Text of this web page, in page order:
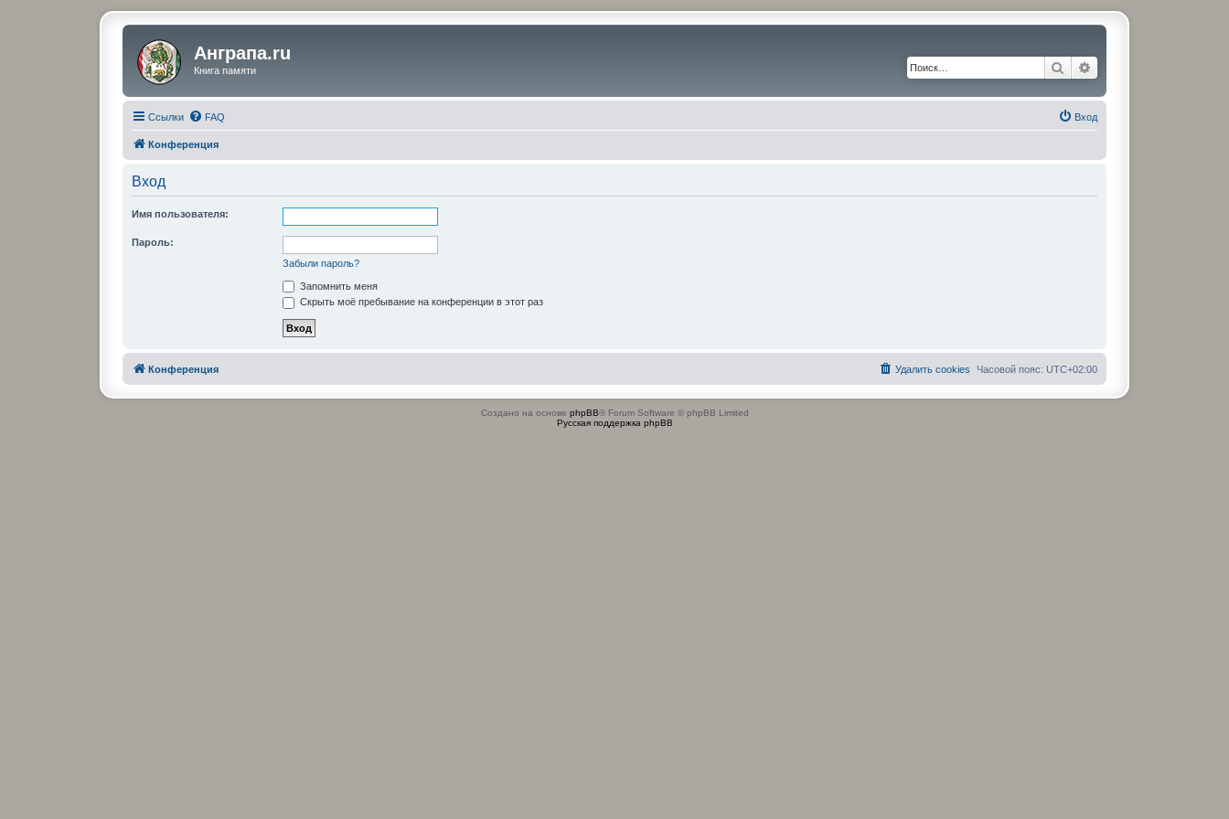
Анграпа.ru
Книга памяти Поиск
Ссылки FAQ Вход
Конференция
Вход
Имя пользователя:
Пароль:
Забыли пароль?
Запомнить меня
Скрыть моё пребывание на конференции в этот раз
Конференция Часовой пояс: UTC+02:00
Удалить cookies
Создано на основе phpBB® Forum Software © phpBB Limited
Русская поддержка phpBB